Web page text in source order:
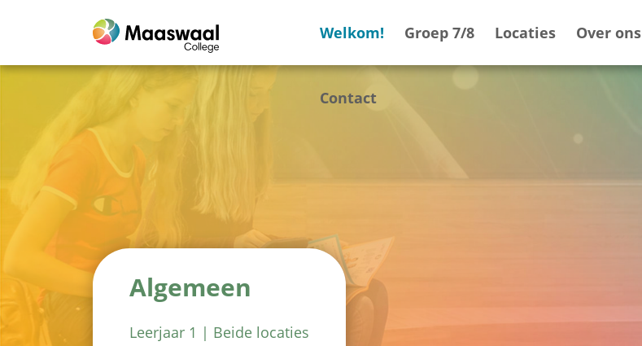
Welkom! Groep 7/8 Locaties Over ons
Contact
Algemeen
Leerjaar 1 | Beide locaties